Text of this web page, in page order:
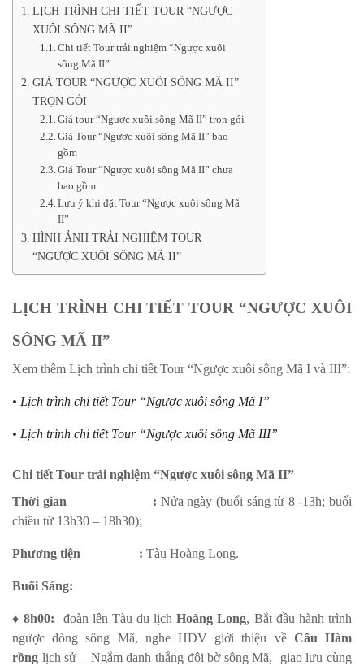
LỊCH TRÌNH CHI TIẾT TOUR “NGƯỢC
XUÔI SÔNG MÃ II”
Chi tiết Tour trải nghiệm “Ngược xuôi
sông Mã II”
GIÁ TOUR “NGƯỢC XUÔI SÔNG MÃ II”
TRỌN GÓI
Giá tour “Ngược xuôi sông Mã II” trọn gói
Giá Tour “Ngược xuôi sông Mã II” bao
gồm
Giá Tour “Ngược xuôi sông Mã II” chưa
bao gồm
Lưu ý khi đặt Tour “Ngược xuôi sông Mã
II”
HÌNH ẢNH TRẢI NGHIỆM TOUR
“NGƯỢC XUÔI SÔNG MÃ II”
LỊCH TRÌNH CHI TIẾT TOUR “NGƯỢC XUÔI
SÔNG MÃ II”
Xem thêm Lịch trình chi tiết Tour “Ngược xuôi sông Mã I và III”:
• Lịch trình chi tiết Tour “Ngược xuôi sông Mã I”
• Lịch trình chi tiết Tour “Ngược xuôi sông Mã III”
Chi tiết Tour trải nghiệm “Ngược xuôi sông Mã II”
Thời gian : Nửa ngày (buổi sáng từ 8 -13h; buổi
chiều từ 13h30 – 18h30);
Phương tiện : Tàu Hoàng Long.
Buổi Sáng:
♦ 8h00: đoàn lên Tàu du lịchHoàng Long, Bắt đầu hành trình
ngược dòng sông Mã, nghe HDV giới thiệu về Cầu Hàm
rồng lịch sử – Ngắm danh thắng đôi bờ sông Mã, giao lưu cùng